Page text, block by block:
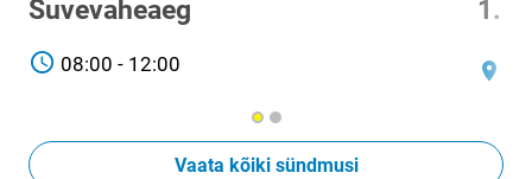
Suvevaheaeg
TIME08:00 - 12:00
1.
Vaata kõiki sündmusi